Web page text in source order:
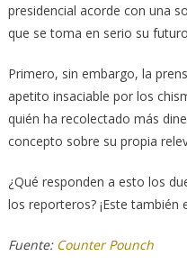
presidencial acorde con una
que se toma en serio su
Primero, sin embargo, la
apetito insaciable por los
quién ha recolectado más
concepto sobre su propia
¿Qué responden a esto los
los reporteros? ¡Este también
Fuente: Counter Pounch